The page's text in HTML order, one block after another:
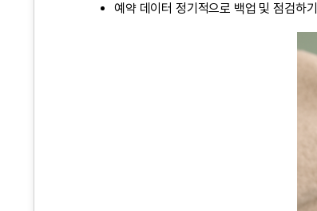
예약 데이터 정기적으로 백업 및 점검하기